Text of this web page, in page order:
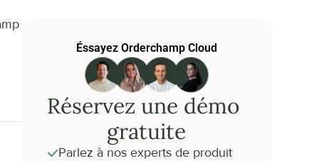
Éssayez Orderchamp Cloud
Réservez une démo
gratuite
Parlez à nos experts de produit